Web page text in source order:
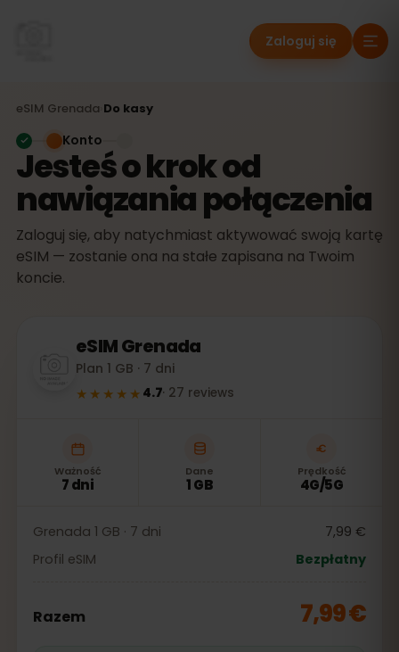
Zaloguj się
eSIM Grenada Do kasy
Jesteś o krok od
nawiązania połączenia
Zaloguj się, aby natychmiast aktywować swoją kartę
eSIM — zostanie ona na stałe zapisana na Twoim
koncie.
Konto
eSIMGrenada
Plan 1 GB · 7 dni
★★★★★ 4.7· 27 reviews
Ważność
7 dni
Dane
1 GB
Prędkość
4G/5G
Grenada 1 GB · 7 dni
7,99 €
Profil eSIM
Bezpłatny
Razem 7,99 €